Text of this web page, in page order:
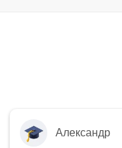
Александр